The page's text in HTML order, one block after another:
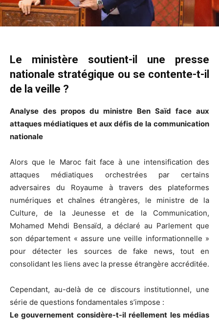
Le ministère soutient-il une presse
nationale stratégique ou se contente-t-il
de la veille ?
Analyse des propos du ministre Ben Saïd face aux
attaques médiatiques et aux défis de la communication
nationale
Alors que le Maroc fait face à une intensification des
attaques médiatiques orchestrées par certains
adversaires du Royaume à travers des plateformes
numériques et chaînes étrangères, le ministre de la
Culture, de la Jeunesse et de la Communication,
Mohamed Mehdi Bensaïd, a déclaré au Parlement que
son département « assure une veille informationnelle »
pour détecter les sources de fake news, tout en
consolidant les liens avec la presse étrangère accréditée.
Cependant, au-delà de ce discours institutionnel, une
série de questions fondamentales s’impose :
Le gouvernement considère-t-il réellement les médias